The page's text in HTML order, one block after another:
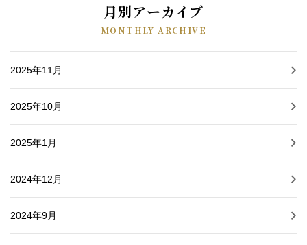
月別アーカイブ
MONTHLY ARCHIVE
2025年11月
2025年10月
2025年1月
2024年12月
2024年9月